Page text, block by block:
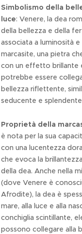
Simbolismo della
luce: Venere, la dea
della bellezza e della
associata a luminosità e
marcasite, una pietra
con un effetto brillante
potrebbe essere
bellezza riflettente,
seducente e
Proprietà della
è nota per la sua
con una lucentezza
che evoca la
della dea. Anche nella
(dove Venere è
Afrodite), la dea è
mare, alla luce e alla
conchiglia scintillante,
possono collegare alla